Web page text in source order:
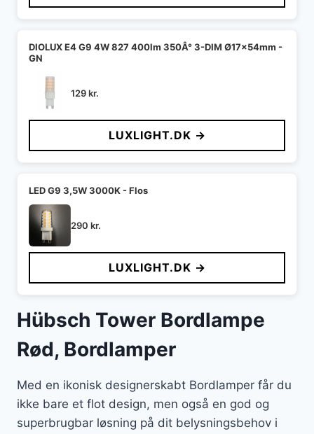
DIOLUX E4 G9 4W 827 400lm 350Â° 3-DIM Ø17x54mm -
GN
129kr.
LUXLIGHT.DK →
LED G9 3,5W 3000K - Flos
290 kr.
LUXLIGHT.DK →
Hübsch Tower Bordlampe
Rød, Bordlamper
Med en ikonisk designerskabt Bordlamper får du
ikke bare et flot design, men også en god og
superbrugbar løsning på dit belysningsbehov i